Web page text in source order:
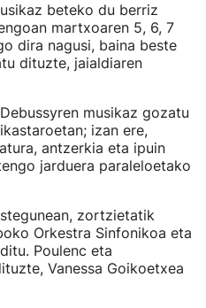
beteko du berriz
martxoaren 5, 6, 7
dira nagusi, baina beste
dituzte, jaialdiaren
musikaz gozatu
izan ere,
antzerkia eta ipuin
jarduera paraleloetako
zortzietatik
Orkestra Sinfonikoa eta
Poulenc eta
Vanessa Goikoetxea